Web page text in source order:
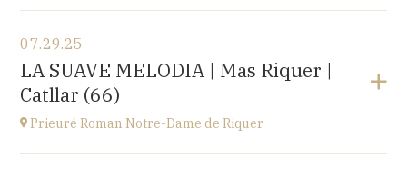
Estivales
at18H00
Buy your tickets
07.29.25
LA SUAVE MELODIA | Mas Riquer |
Catllar (66)
Prieuré Roman Notre-Dame de Riquer